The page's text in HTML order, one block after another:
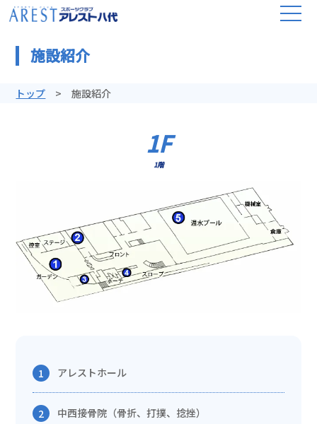
施設紹介
トップ 施設紹介
1F
1階
1 アレストホール
2 中西接骨院（骨折、打撲、捻挫）